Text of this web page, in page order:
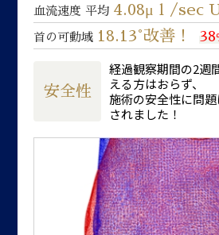
血流速度 平均 4.08μｌ/sec
首の可動域 18.13°改善！ 38
安全性
経過観察期間の2週
える方はおらず、
施術の安全性に問
されました！